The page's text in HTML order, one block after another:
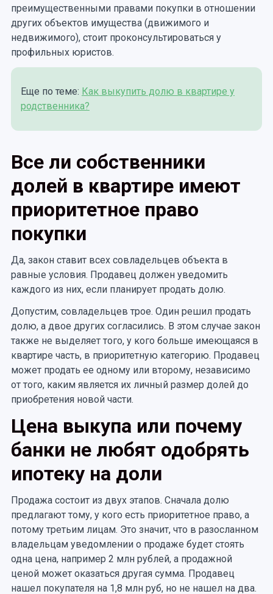
преимущественными правами покупки в отношении
других объектов имущества (движимого и
недвижимого), стоит проконсультироваться у
профильных юристов.
Еще по теме: Как выкупить долю в квартире у
родственника?
Все ли собственники
долей в квартире имеют
приоритетное право
покупки
Да, закон ставит всех совладельцев объекта в
равные условия. Продавец должен уведомить
каждого из них, если планирует продать долю.
Допустим, совладельцев трое. Один решил продать
долю, а двое других согласились. В этом случае закон
также не выделяет того, у кого больше имеющаяся в
квартире часть, в приоритетную категорию. Продавец
может продать ее одному или второму, независимо
от того, каким является их личный размер долей до
приобретения новой части.
Цена выкупа или почему
банки не любят одобрять
ипотеку на доли
Продажа состоит из двух этапов. Сначала долю
предлагают тому, у кого есть приоритетное право, а
потому третьим лицам. Это значит, что в разосланном
владельцам уведомлении о продаже будет стоять
одна цена, например 2 млн рублей, а продажной
ценой может оказаться другая сумма. Продавец
нашел покупателя на 1,8 млн руб, но не нашел на два.